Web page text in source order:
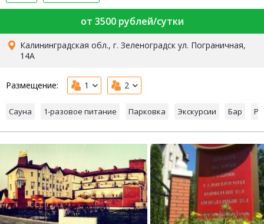
от 3500 рублей/сутки
Калининградская обл., г. Зеленоградск ул. Пограничная,
14А
Размещение: 1 2
Сауна 1-разовое питание Парковка Экскурсии Бар